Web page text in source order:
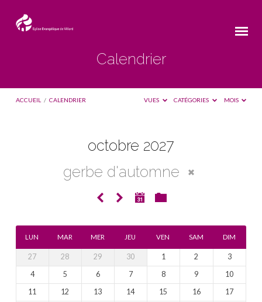
Calendrier
ACCUEIL / CALENDRIER VUES CATÉGORIES MOIS
octobre 2027
gerbe d'automne
LUN MAR MER JEU VEN SAM DIM
27 28 29 30 1 2
3
4
5 6 7 8 9
10
11
12 13 14 15 16
17